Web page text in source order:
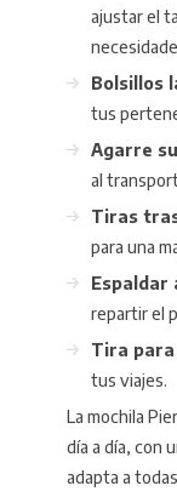
ajustar el
Bolsillos
tus
Agarre
al
Tiras
para una
Espaldar
repartir el
Tira para
tus viajes.
La mochila
día a día, con
adapta a